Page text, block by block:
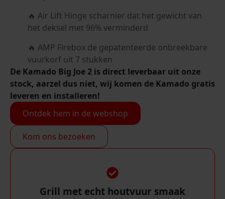
Air Lift Hinge scharnier dat het gewicht van
het deksel met 96% verminderd
AMP Firebox de gepatenteerde onbreekbare
vuurkorf uit 7 stukken
De Kamado Big Joe 2 is direct leverbaar uit onze
stock, aarzel dus niet, wij komen de Kamado gratis
leveren en installeren!
Ontdek hem in de webshop
Kom ons bezoeken
Grill met echt houtvuur smaak